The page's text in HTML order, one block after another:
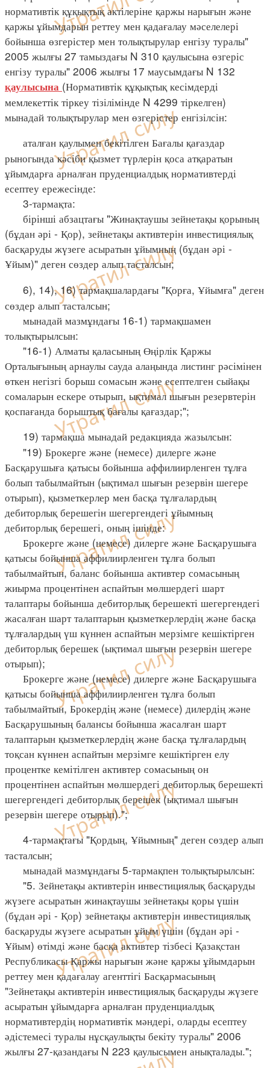
нормативтік құқықтық актілеріне қаржы нарығын және
қаржы ұйымдарын реттеу мен қадағалау мәселелері
бойынша өзгерістер мен толықтырулар енгізу туралы"
2005 жылғы 27 тамыздағы N 310 қаулысына өзгеріс
енгізу туралы" 2006 жылғы 17 маусымдағы N 132
қаулысына (Нормативтік құқықтық кесімдерді
мемлекеттік тіркеу тізілімінде N 4299 тіркелген)
мынадай толықтырулар мен өзгерістер енгізілсін:
аталған қаулымен бекітілген Бағалы қағаздар
рыногында кәсіби қызмет түрлерін қоса атқаратын
ұйымдарға арналған пруденциалдық нормативтерді
есептеу ережесінде:
3-тармақта:
бірінші абзацтағы "Жинақтаушы зейнетақы қорының
(бұдан әрі - Қор), зейнетақы активтерін инвестициялық
басқаруды жүзеге асыратын ұйымның (бұдан әрі -
Ұйым)" деген сөздер алып тасталсын;
6), 14), 16) тармақшалардағы "Қорға, Ұйымға" деген
сөздер алып тасталсын;
мынадай мазмұндағы 16-1) тармақшамен
толықтырылсын:
"16-1) Алматы қаласының Өңірлік Қаржы
Орталығының арнаулы сауда алаңында листинг рәсімінен
өткен негізгі борыш сомасын және есептелген сыйақы
сомаларын ескере отырып, ықтимал шығын резервтерін
қоспағанда борыштық бағалы қағаздар;";
19) тармақша мынадай редакцияда жазылсын:
"19) Брокерге және (немесе) дилерге және
Басқарушыға қатысы бойынша аффилиирленген тұлға
болып табылмайтын (ықтимал шығын резервін шегере
отырып), қызметкерлер мен басқа тұлғалардың
дебиторлық берешегін шегергендегі ұйымның
дебиторлық берешегі, оның ішінде:
Брокерге және (немесе) дилерге және Басқарушыға
қатысы бойынша аффилиирленген тұлға болып
табылмайтын, баланс бойынша активтер сомасының
жиырма процентінен аспайтын мөлшердегі шарт
талаптары бойынша дебиторлық берешекті шегергендегі
жасалған шарт талаптарын қызметкерлердің және басқа
тұлғалардың үш күннен аспайтын мерзімге кешіктірген
дебиторлық берешек (ықтимал шығын резервін шегере
отырып);
Брокерге және (немесе) дилерге және Басқарушыға
қатысы бойынша аффилиирленген тұлға болып
табылмайтын, Брокердің және (немесе) дилердің және
Басқарушының балансы бойынша жасалған шарт
талаптарын қызметкерлердің және басқа тұлғалардың
тоқсан күннен аспайтын мерзімге кешіктірген елу
процентке кемітілген активтер сомасының он
процентінен аспайтын мөлшердегі дебиторлық берешекті
шегергендегі дебиторлық берешек (ықтимал шығын
резервін шегере отырып).";
4-тармақтағы "Қордың, Ұйымның" деген сөздер алып
тасталсын;
мынадай мазмұндағы 5-тармақпен толықтырылсын:
"5. Зейнетақы активтерін инвестициялық басқаруды
жүзеге асыратын жинақтаушы зейнетақы қоры үшін
(бұдан әрі - Қор) зейнетақы активтерін инвестициялық
басқаруды жүзеге асыратын ұйым үшін (бұдан әрі -
Ұйым) өтімді және басқа активтер тізбесі Қазақстан
Республикасы Қаржы нарығын және қаржы ұйымдарын
реттеу мен қадағалау агенттігі Басқармасының
"Зейнетақы активтерін инвестициялық басқаруды жүзеге
асыратын ұйымдарға арналған пруденциалдық
нормативтердің нормативтік мәндері, оларды есептеу
әдістемесі туралы нұсқаулықты бекіту туралы" 2006
жылғы 27-қазандағы N 223 қаулысымен анықталады.";